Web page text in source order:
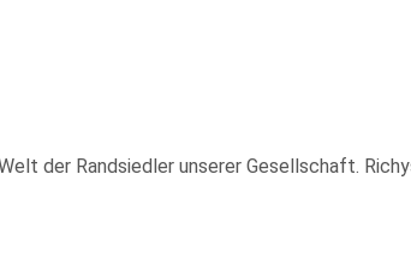
der Randsiedler unserer Gesellschaft.